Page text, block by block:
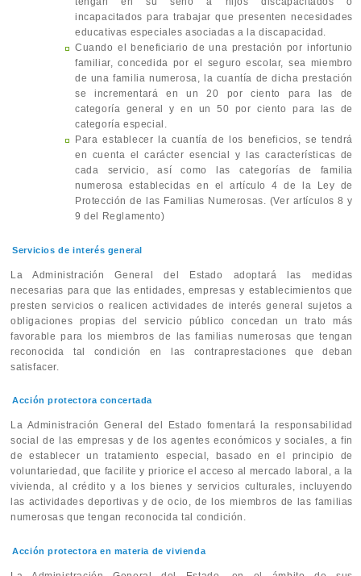
incapacitados para trabajar que presenten necesidades
educativas especiales asociadas a la discapacidad.
Cuando el beneficiario de una prestación por infortunio
familiar, concedida por el seguro escolar, sea miembro
de una familia numerosa, la cuantía de dicha prestación
se incrementará en un 20 por ciento para las de
categoría general y en un 50 por ciento para las de
categoría especial.
Para establecer la cuantía de los beneficios, se tendrá
en cuenta el carácter esencial y las características de
cada servicio, así como las categorías de familia
numerosa establecidas en el artículo 4 de la Ley de
Protección de las Familias Numerosas. (Ver artículos 8 y
9 del Reglamento)
Servicios de interés general
La Administración General del Estado adoptará las medidas
necesarias para que las entidades, empresas y establecimientos que
presten servicios o realicen actividades de interés general sujetos a
obligaciones propias del servicio público concedan un trato más
favorable para los miembros de las familias numerosas que tengan
reconocida tal condición en las contraprestaciones que deban
satisfacer.
Acción protectora concertada
La Administración General del Estado fomentará la responsabilidad
social de las empresas y de los agentes económicos y sociales, a fin
de establecer un tratamiento especial, basado en el principio de
voluntariedad, que facilite y priorice el acceso al mercado laboral, a la
vivienda, al crédito y a los bienes y servicios culturales, incluyendo
las actividades deportivas y de ocio, de los miembros de las familias
numerosas que tengan reconocida tal condición.
Acción protectora en materia de vivienda